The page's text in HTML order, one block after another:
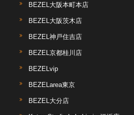
BEZEL大阪本町本店
BEZEL大阪茨木店
BEZEL神戸住吉店
BEZEL京都桂川店
BEZELvip
BEZELarea東京
BEZEL大分店